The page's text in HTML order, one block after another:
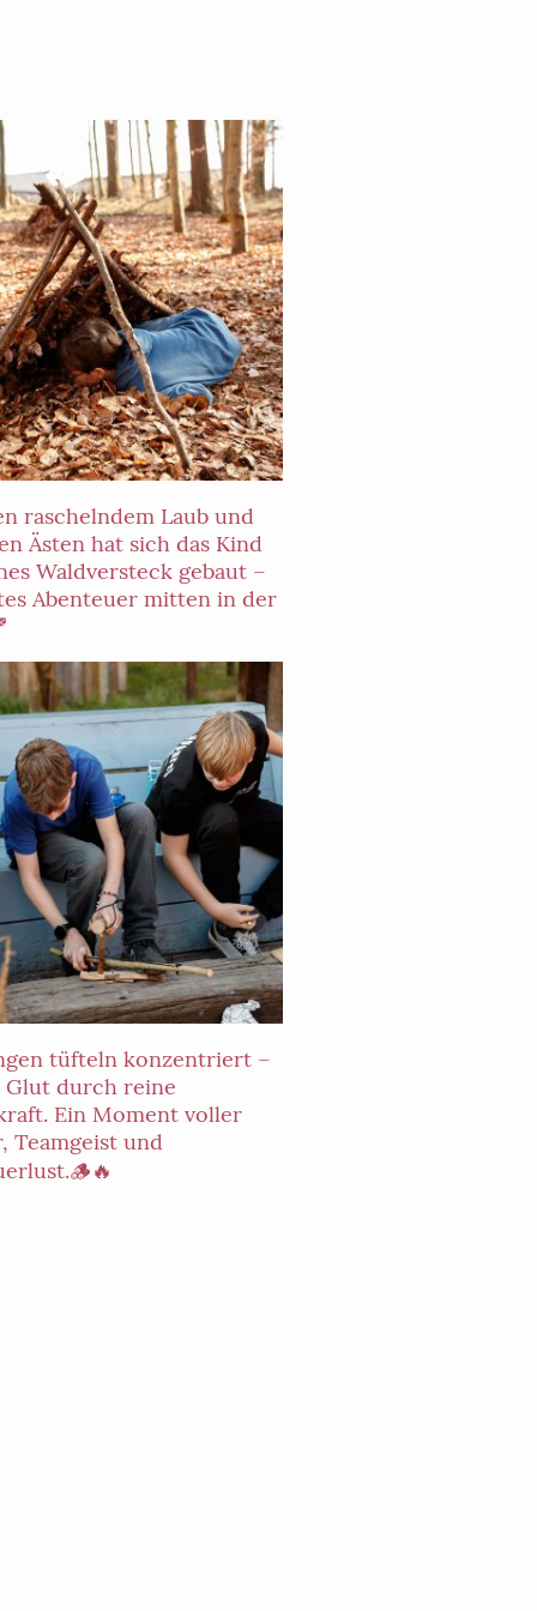
raschelndem Laub und
Ästen hat sich das Kind
Waldversteck gebaut –
Abenteuer mitten in der
tüfteln konzentriert –
durch reine
Ein Moment voller
Teamgeist und